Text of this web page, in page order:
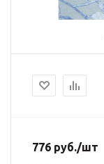
776 руб./шт